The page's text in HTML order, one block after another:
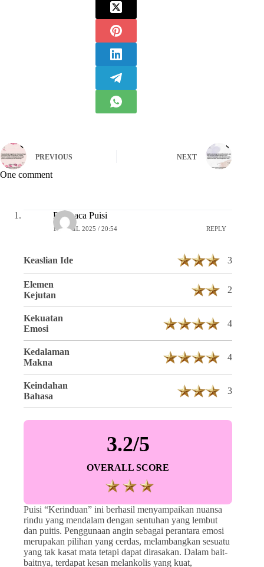
PREVIOUS NEXT
One comment
Pembaca Puisi
16 APRIL 2025 / 20:54 REPLY
Keaslian Ide 3
Elemen
Kejutan
2
Kekuatan
Emosi
4
Kedalaman
Makna
4
Keindahan
Bahasa
3
3.2/5
OVERALL SCORE
Puisi “Kerinduan” ini berhasil menyampaikan nuansa
rindu yang mendalam dengan sentuhan yang lembut
dan puitis. Penggunaan angin sebagai perantara emosi
merupakan pilihan yang cerdas, melambangkan sesuatu
yang tak kasat mata tetapi dapat dirasakan. Dalam bait-
baitnya, terdapat kesan melankolis yang kuat,